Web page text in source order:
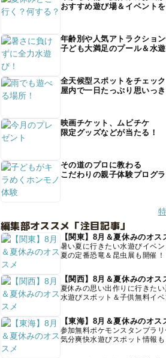
おすすめ遊び場＆イベントを
年齢別や人気アトラクショ
子ども大満足のプール＆水
全天候型スポットをチェック
屋内で一日たっぷり思いっ
映画チケット、ムビチケ
限定グッズなどが当たる！
その道のプロに教わる
こだわりの親子体験プログラ
編集部オススメ「注目記事」
【関東】8月＆夏休みのオス
暑い夏に行きたい水遊びイベン
夏の定番恐竜＆昆虫展も開催！
【関西】8月＆夏休みのオス
夏休みの思い出作りに行きたい
水遊びスポット＆子供無料イベ
【東海】8月＆夏休みのオス
参加無料ポケモンスタンプラリ
気分爽快水遊びスポット情報も